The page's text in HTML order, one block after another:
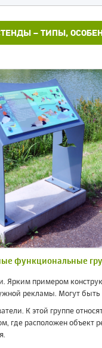
– ТИПЫ,
функциональные
Ярким примером
рекламы. Могут
К этой группе
где расположен объект